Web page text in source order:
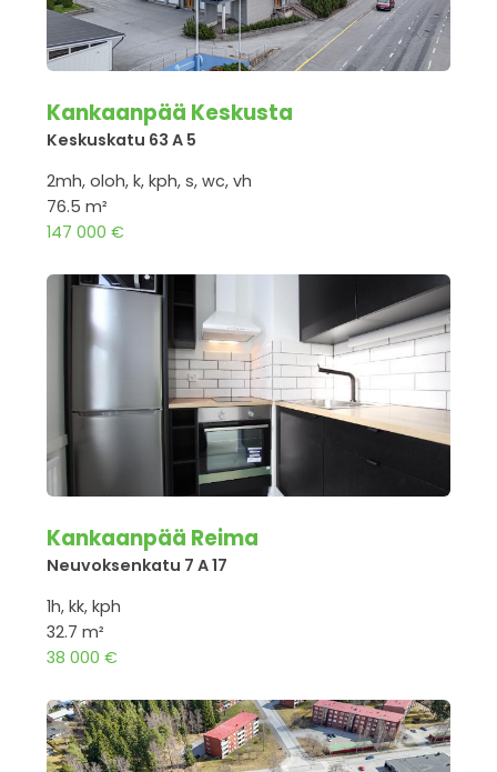
Kankaanpää Keskusta
Keskuskatu 63 A 5
2mh, oloh, k, kph, s, wc, vh
76.5 m²
147 000 €
Kankaanpää Reima
Neuvoksenkatu 7 A 17
1h, kk, kph
32.7 m²
38 000 €